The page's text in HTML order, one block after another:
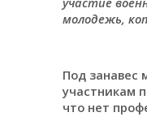
молодежь,
Под занавес
участникам
что нет